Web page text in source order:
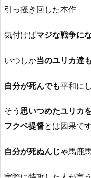
引っ掻き回した本作
気付けばマジな戦争に
いつしか当のユリカ達も
自分が死んでも平和に
そう 思いつめたユリカ
フクベ提督とは因果で
自分が死ぬんじゃ馬鹿